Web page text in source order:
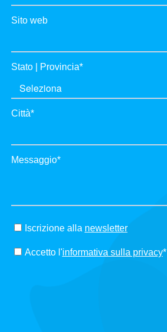
Sito web
Stato | Provincia*
Città*
Messaggio*
Iscrizione alla newsletter
Accetto l'informativa sulla privacy*